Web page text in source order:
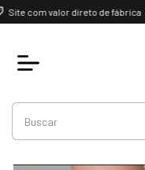
valor direto de fábrica